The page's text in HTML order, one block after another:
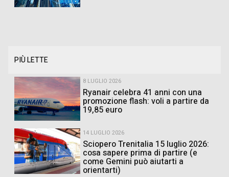
PIÙ LETTE
8 LUGLIO 2026
Ryanair celebra 41 anni con una
promozione flash: voli a partire da
19,85 euro
14 LUGLIO 2026
Sciopero Trenitalia 15 luglio 2026:
cosa sapere prima di partire (e
come Gemini può aiutarti a
orientarti)